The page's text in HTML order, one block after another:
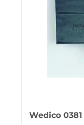
Wedico 0381